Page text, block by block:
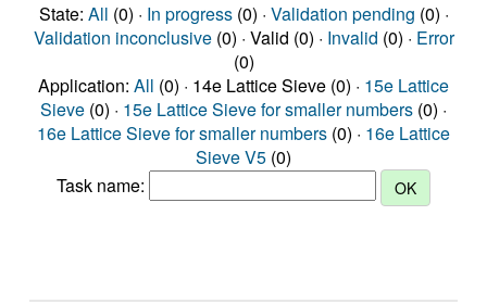
State: All (0) · In progress(0) · Validation pending (0) ·
Validation inconclusive(0) · Valid (0) · Invalid (0) · Error
(0)
Application: All (0) · 14e Lattice Sieve (0) · 15e Lattice
Sieve (0) · 15e Lattice Sieve for smaller numbers (0) ·
16e Lattice Sieve for smaller numbers (0) · 16e Lattice
Sieve V5 (0)
Task name: